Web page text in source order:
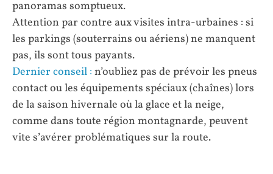
panoramas somptueux.
Attention par contre aux visites intra-urbaines : si
les parkings (souterrains ou aériens) ne manquent
pas, ils sont tous payants.
Dernier conseil : n’oubliez pas de prévoir les pneus
contact ou les équipements spéciaux (chaînes) lors
de la saison hivernale où la glace et la neige,
comme dans toute région montagnarde, peuvent
vite s’avérer problématiques sur la route.